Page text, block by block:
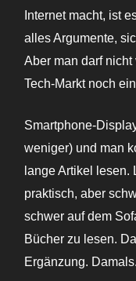
Internet macht, ist
alles Argumente,
Aber man darf
Tech-Markt noch
Smartphone-
weniger) und man
lange Artikel
praktisch, aber
schwer auf dem
Bücher zu lesen.
Ergänzung. Damals.